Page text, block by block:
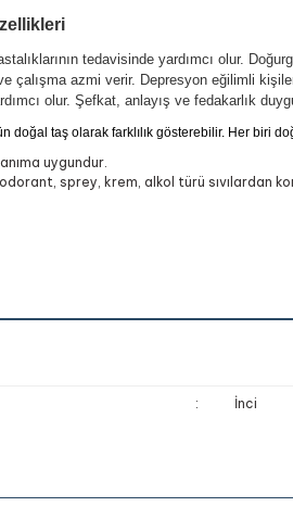
tedavisinde yardımcı olur.
çalışma azmi verir. Depresyon eğilimli
olur. Şefkat, anlayış ve fedakarlık
doğal taş olarak farklılık gösterebilir. Her biri
uygundur.
sprey, krem, alkol türü sıvılardan
: İnci